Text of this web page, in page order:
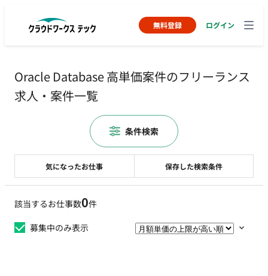
無料登録 ログイン
Oracle Database 高単価案件のフリーランス
求人・案件一覧
該当するお仕事数0件
募集中のみ表示
気になったお仕事 保存した検索条件
条件検索